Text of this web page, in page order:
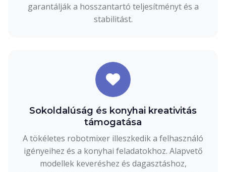
garantálják a hosszantartó teljesítményt és a
stabilitást.
Sokoldalúság és konyhai kreativitás
támogatása
A tökéletes robotmixer illeszkedik a felhasználó
igényeihez és a konyhai feladatokhoz. Alapvető
modellek keveréshez és dagasztáshoz,